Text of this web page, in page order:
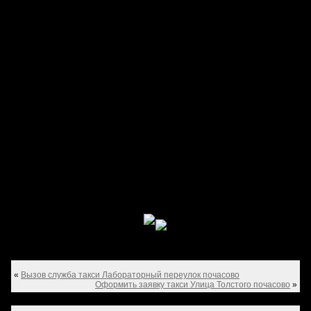
« Вызов служба такси Лабораторный переулок почасово
Оформить заявку такси Улица Толстого почасово »